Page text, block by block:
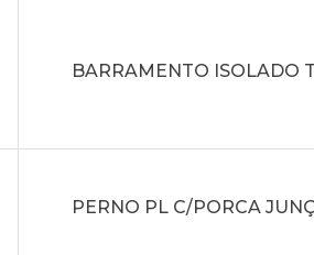
BARRAMENTO ISOLADO
PERNO PL C/PORCA